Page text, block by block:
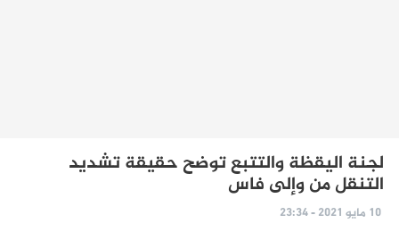
لجنة اليقظة والتتبع توضح حقيقة تشديد
التنقل من وإلى فاس
10 مايو 2021 - 23:34